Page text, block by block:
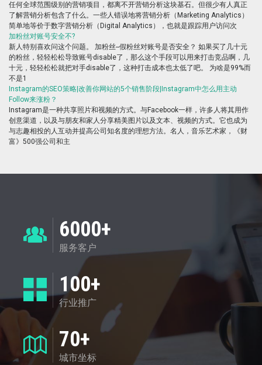
任何全球范围级别的营销项目，都离不开营销分析这块基石。但很少有人真正
了解营销分析包含了什么。一些人错误地将营销分析（Marketing Analytics）
简单地等价于数字营销分析（Digital Analytics），也就是跟踪用户访问次
加粉丝对账号安全不?
新人特别喜欢问这个问题。 加粉丝--假粉丝对账号是否安全？ 如果买了几十元
的粉丝，轻轻松松导致账号disable了，那么这个手段可以用来打击竞品啊，几
十元，轻轻松松就把对手disable了，这种打击成本也太低了吧。 为啥是99%而
不是1
Instagram的SEO策略|改善你网站的5个销售阶段|Instagram中怎么用主动
Follow来涨粉？
Instagram是一种共享照片和视频的方式。与Facebook一样，许多人将其用作
创意渠道，以及与朋友和家人分享精美图片以及文本、视频的方式。它也成为
与志趣相投的人互动并提高公司知名度的理想方法。名人，音乐艺术家，《财
富》500强公司和主
6000+
服务客户
100+
行业推广
70+
城市坐标